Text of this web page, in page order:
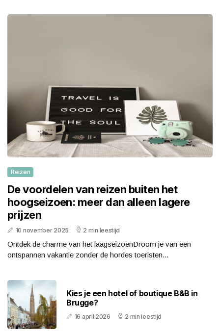
Reizen
De voordelen van reizen buiten het
hoogseizoen: meer dan alleen lagere
prijzen
10 november 2025 2 min leestijd
Ontdek de charme van het laagseizoenDroom je van een
ontspannen vakantie zonder de hordes toeristen...
Kies je een hotel of boutique B&B in
Brugge?
16 april 2026 2 min leestijd